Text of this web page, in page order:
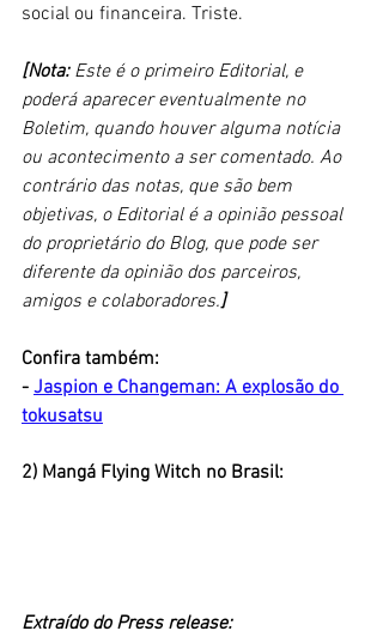
social ou financeira. Triste.
[Nota: Este é o primeiro Editorial, e
poderá aparecer eventualmente no
Boletim, quando houver alguma notícia
ou acontecimento a ser comentado. Ao
contrário das notas, que são bem
objetivas, o Editorial é a opinião pessoal
do proprietário do Blog, que pode ser
diferente da opinião dos parceiros,
amigos e colaboradores.]
Confira também:
- Jaspion e Changeman: A explosão do
tokusatsu
2) Mangá Flying Witch no Brasil:
Extraído do Press release: